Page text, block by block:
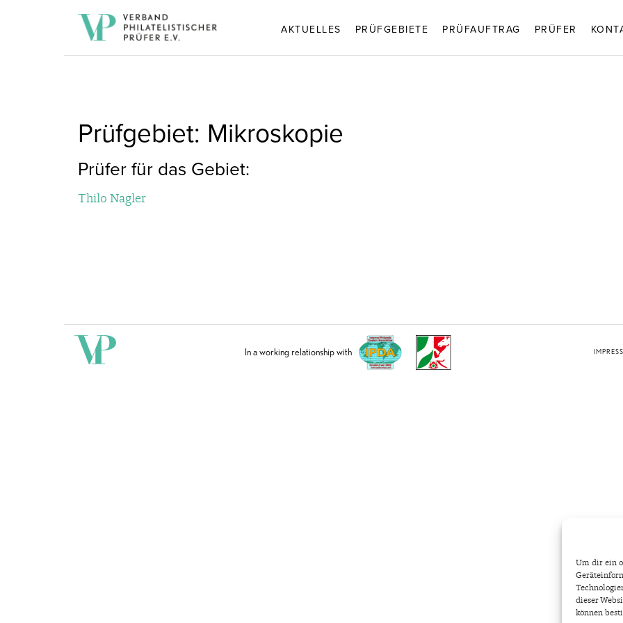
Um dir ein
dieser
können
AKTUELLES PRÜFGEBIETE PRÜFAUFTRAG PRÜFER
Prüfgebiet: Mikroskopie
Prüfer für das Gebiet:
Thilo Nagler
In a working relationship with